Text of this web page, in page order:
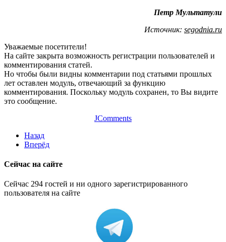
Петр Мультатули
Источник: segodnia.ru
Уважаемые посетители!
На сайте закрыта возможность регистрации пользователей и
комментирования статей.
Но чтобы были видны комментарии под статьями прошлых
лет оставлен модуль, отвечающий за функцию
комментирования. Поскольку модуль сохранен, то Вы видите
это сообщение.
JComments
Назад
Вперёд
Сейчас на сайте
Сейчас 294 гостей и ни одного зарегистрированного
пользователя на сайте